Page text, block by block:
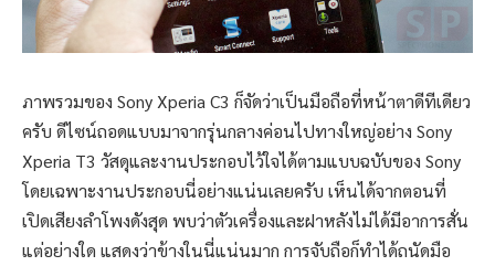
ภาพรวมของ Sony Xperia C3 ก็จัดว่าเป็นมือถือที่หน้าตาดีทีเดียว
ครับ ดีไซน์ถอดแบบมาจากรุ่นกลางค่อนไปทางใหญ่อย่าง Sony
Xperia T3 วัสดุและงานประกอบไว้ใจได้ตามแบบฉบับของ Sony
โดยเฉพาะงานประกอบนี่อย่างแน่นเลยครับ เห็นได้จากตอนที่
เปิดเสียงลำโพงดังสุด พบว่าตัวเครื่องและฝาหลังไม่ได้มีอาการสั่น
แต่อย่างใด แสดงว่าข้างในนี่แน่นมาก การจับถือก็ทำได้ถนัดมือ